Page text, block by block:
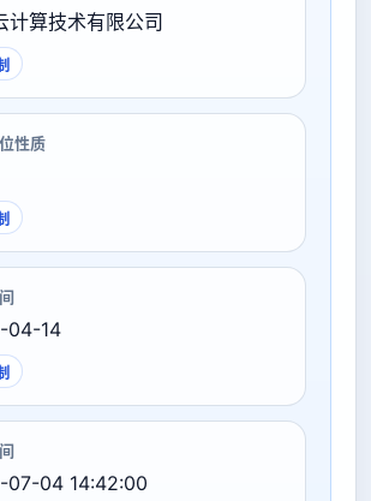
计算技术有限公司
性质
04-14
07-04 14:42:00